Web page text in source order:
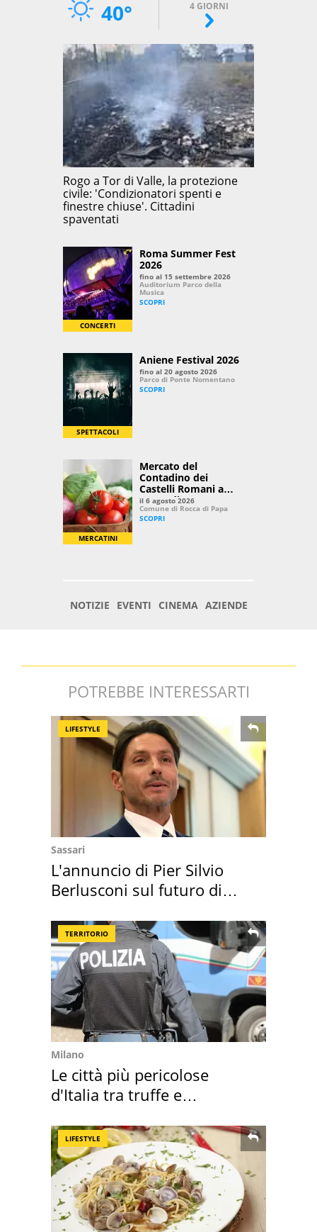
POTREBBE INTERESSARTI
LIFESTYLE
Sassari
L'annuncio di Pier Silvio
Berlusconi sul futuro di
TERRITORIO
Milano
Le città più pericolose
d'Italia tra truffe e
LIFESTYLE